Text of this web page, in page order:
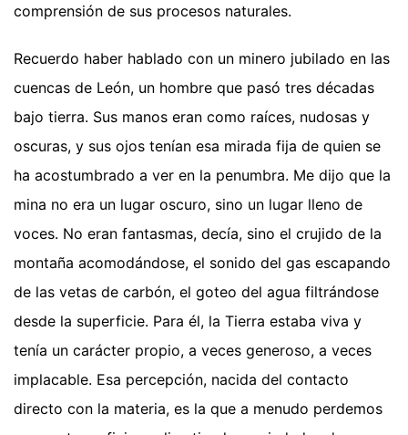
comprensión de sus procesos naturales.
Recuerdo haber hablado con un minero jubilado en las
cuencas de León, un hombre que pasó tres décadas
bajo tierra. Sus manos eran como raíces, nudosas y
oscuras, y sus ojos tenían esa mirada fija de quien se
ha acostumbrado a ver en la penumbra. Me dijo que la
mina no era un lugar oscuro, sino un lugar lleno de
voces. No eran fantasmas, decía, sino el crujido de la
montaña acomodándose, el sonido del gas escapando
de las vetas de carbón, el goteo del agua filtrándose
desde la superficie. Para él, la Tierra estaba viva y
tenía un carácter propio, a veces generoso, a veces
implacable. Esa percepción, nacida del contacto
directo con la materia, es la que a menudo perdemos